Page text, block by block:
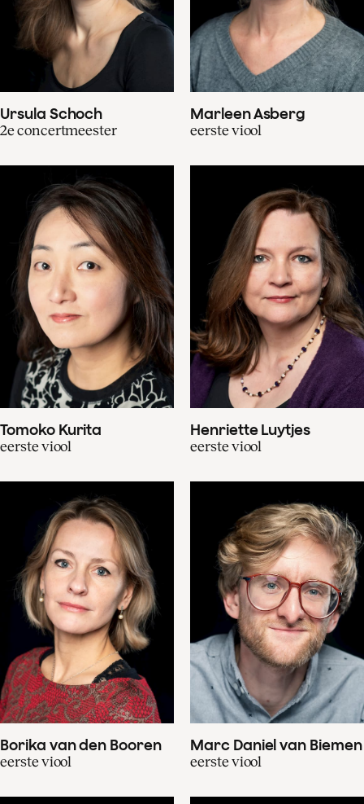
Ursula Schoch
2e concertmeester
Marleen Asberg
eerste viool
Tomoko Kurita
eerste viool
Henriette Luytjes
eerste viool
Borika van den Booren
eerste viool
Marc Daniel van Biemen
eerste viool